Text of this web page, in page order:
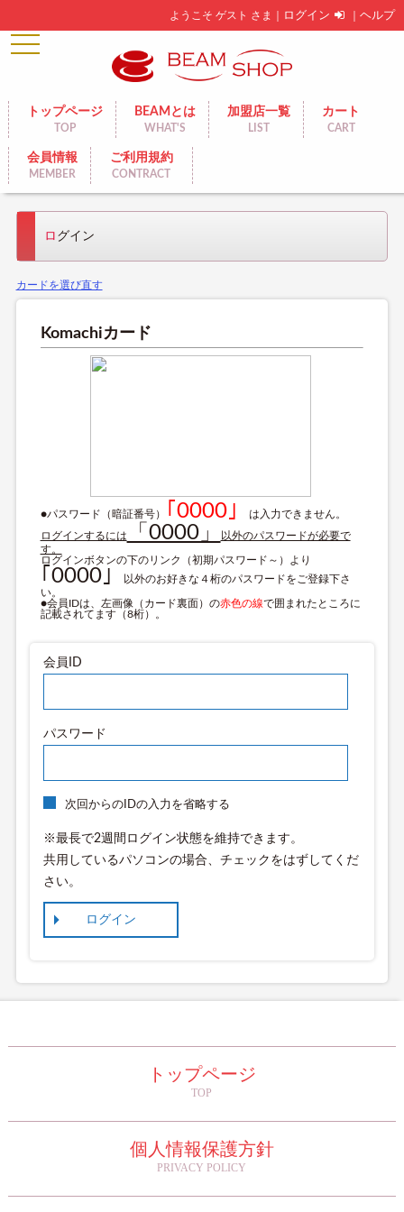
toggle
navigation
トップページ
TOP
BEAMとは
WHAT'S
加盟店一覧
LIST
カート
CART
会員情報
MEMBER
ご利用規約
CONTRACT
ようこそ ゲスト さま｜ ログイン ヘルプ
ログイン
カードを選び直す
Komachiカード
●パスワード（暗証番号） ｢0000」
は入力できません。
ログインするには
「0000」
以外のパスワードが必要で
す。
ログインボタンの下のリンク（初期パスワード～）より
｢0000」
以外のお好きな４桁のパスワードをご登録下さ
い。
●会員IDは、左画像（カード裏面）の赤色の線で囲まれたところに
記載されてます（8桁）。
会員ID
パスワード
次回からのIDの入力を省略する
※最長で2週間ログイン状態を維持できます。
共用しているパソコンの場合、チェックをはずしてくだ
さい。
トップページ
TOP
個人情報保護方針
PRIVACY POLICY